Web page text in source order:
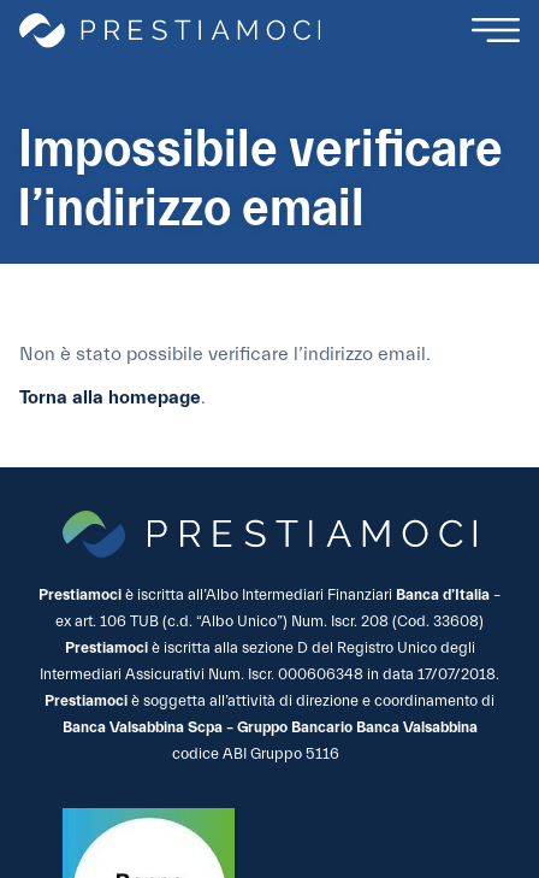
Impossibile verificare
l’indirizzo email
Non è stato possibile verificare l’indirizzo email.
Torna alla homepage.
Prestiamoci è iscritta all’Albo Intermediari Finanziari Banca d’Italia –
ex art. 106 TUB (c.d. “Albo Unico”) Num. Iscr. 208 (Cod. 33608)
Prestiamociè iscritta alla sezione D del Registro Unico degli
Intermediari Assicurativi Num. Iscr. 000606348 in data 17/07/2018.
Prestiamoci è soggetta all’attività di direzione e coordinamento di
Banca Valsabbina Scpa – Gruppo Bancario Banca Valsabbina
codice ABI Gruppo 5116